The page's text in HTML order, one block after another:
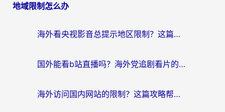
导
地域限制怎么办
海外看央视影音总提示地区限制？这篇教你选对回国加速器，流畅追剧不踩坑
国外能看b站直播吗？海外党追剧看片的终极解决方案来了
海外访问国内网站的限制？这篇攻略帮你无缝解锁12306、12123和国内影音